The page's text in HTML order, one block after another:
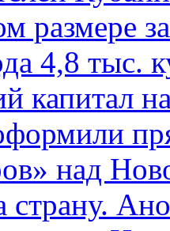
размере
4,8 тыс.
капитал
над
страну.